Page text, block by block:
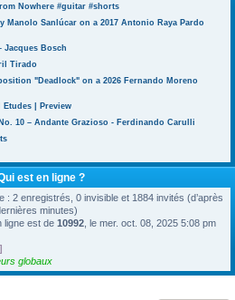
Nowhere #guitar #shorts
Manolo Sanlúcar on a 2017 Antonio Raya Pardo
Jacques Bosch
Tirado
"Deadlock" on a 2026 Fernando Moreno
Etudes | Preview
10 – Andante Grazioso - Ferdinando Carulli
est en ligne ?
: 2 enregistrés, 0 invisible et 1884 invités (d’après
minutes)
ligne est de 10992 , le mer. oct. 08, 2025 5:08 pm
globaux